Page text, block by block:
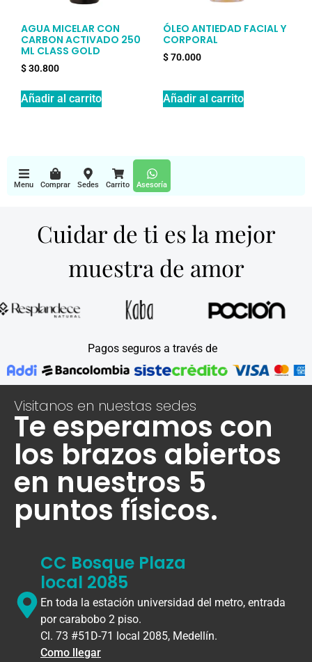
AGUA MICELAR CON
CARBON ACTIVADO 250
ML CLASS GOLD
$30.800
Añadir al carrito
ÓLEO ANTIEDAD FACIAL Y
CORPORAL
$70.000
Añadir al carrito
Menu Comprar Sedes Carrito Asesoría
Cuidar de ti es la mejor
muestra de amor
Pagos seguros a través de
Visitanos en nuestas sedes
Te esperamos con
los brazos abiertos
en nuestros 5
puntos físicos.
CC Bosque Plaza
local 2085
En toda la estación universidad del metro, entrada
por carabobo 2 piso.
Cl. 73 #51D-71 local 2085, Medellín.
Como llegar